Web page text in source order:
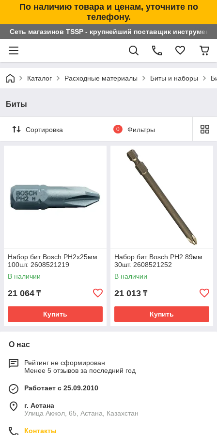
По наличию товара и ценам, уточните по
телефону.
Сеть магазинов TSSP - крупнейший поставщик
Каталог Расходные материалы Биты и наборы
Биты
Сортировка 0 Фильтры
Набор бит Bosch РН2х25мм
100шт. 2608521219
В наличии
21 064 ₸
Купить
Набор бит Bosch РН2 89мм
30шт. 2608521252
В наличии
21 013 ₸
Купить
О нас
Рейтинг не сформирован
Менее 5 отзывов за последний год
Работает с 25.09.2010
г. Астана
Улица Акжол, 65, Астана, Казахстан
Контакты